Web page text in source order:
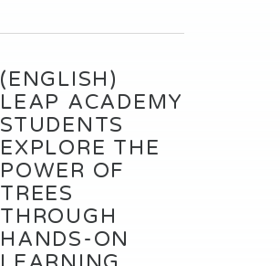
(ENGLISH)
LEAP ACADEMY
STUDENTS
EXPLORE THE
POWER OF
TREES
THROUGH
HANDS-ON